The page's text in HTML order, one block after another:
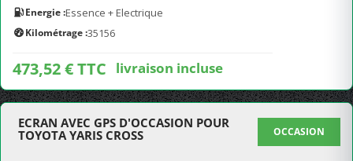
Energie :Essence + Electrique
Kilométrage :35156
473,52 € TTC livraison incluse
ECRAN AVEC GPS D'OCCASION POUR
TOYOTA YARIS CROSS
OCCASION